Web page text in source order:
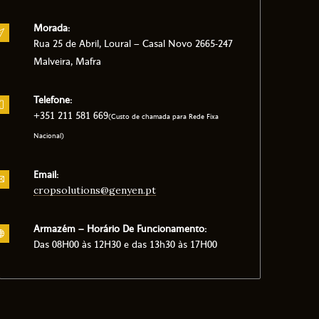
Morada:
Rua 25 de Abril, Loural – Casal Novo 2665-247
Malveira, Mafra
Telefone:
+351 211 581 669(Custo de chamada para Rede Fixa
Nacional)
Email:
cropsolutions@genyen.pt
Armazém – Horário De Funcionamento:
Das 08H00 às 12H30 e das 13h30 às 17H00